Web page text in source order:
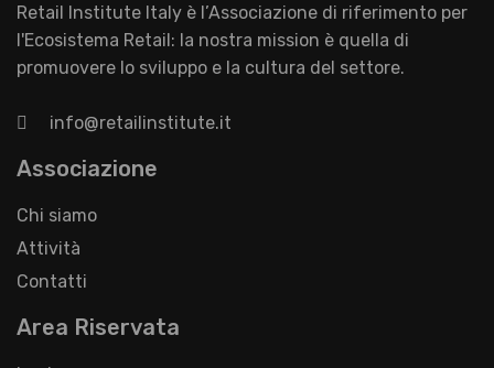
Retail Institute Italy è l’Associazione di riferimento per
l'Ecosistema Retail: la nostra mission è quella di
promuovere lo sviluppo e la cultura del settore.
info@retailinstitute.it
Associazione
Chi siamo
Attività
Contatti
Area Riservata